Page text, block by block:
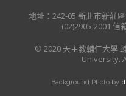
地址：242-05 新北市新莊
(02)2905-2001 信
© 2020 天主教輔仁大學
University.
Background Photo by